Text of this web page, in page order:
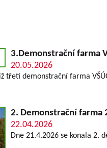
3.Demonstrační farma
20.05.2026
třetí demonstrační farma
2. Demonstrační farma
22.04.2026
Dne 21.4.2026 se konala 2.